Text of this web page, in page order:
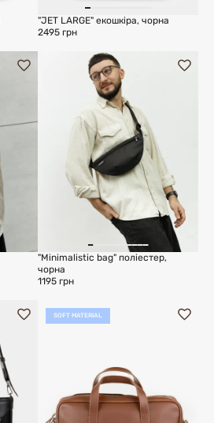
"JET LARGE" екошкіра, чорна
2495 грн
"Minimalistic bag" поліестер,
чорна
1195 грн
SOFT MATERIAL